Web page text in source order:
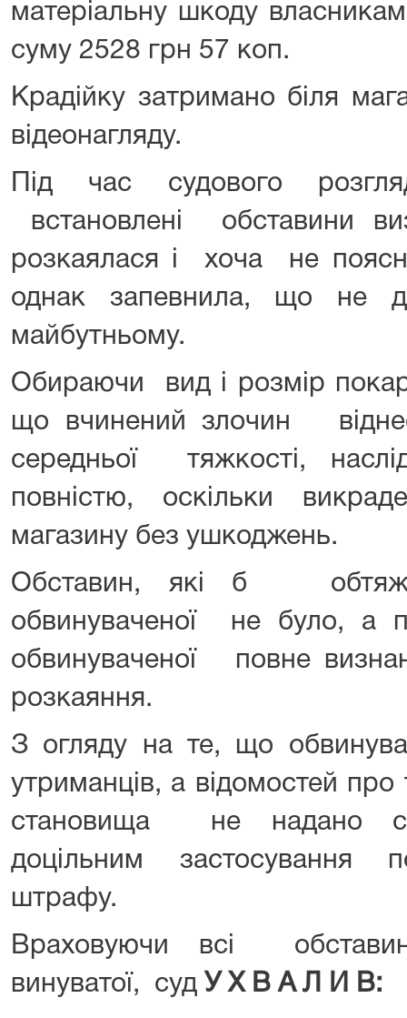
матеріальну шкоду
суму 2528 грн 57 коп.
Крадійку затримано біля
відеонагляду.
Під час судового
встановлені обставини
розкаялася і хоча не
однак запевнила, що не
майбутньому.
Обираючи вид і розмір
що вчинений злочин
середньої тяжкості,
повністю, оскільки
магазину без ушкоджень.
Обставин, які б
обвинуваченої не було, а
обвинуваченої повне
розкаяння.
З огляду на те, що
утриманців, а відомостей про
становища не надано
доцільним застосування
штрафу.
Враховуючи всі
винуватої, суд У Х В А Л И В: